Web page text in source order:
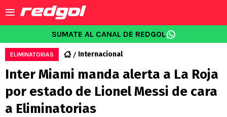
SUMATE AL CANAL DE REDGOL
ELIMINATORIAS Internacional
Inter Miami manda alerta a La Roja
por estado de Lionel Messi de cara
a Eliminatorias